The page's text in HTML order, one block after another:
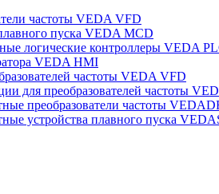
частоты VEDA VFD
пуска VEDA MCD
логические контроллеры VEDA
VEDA HMI
частоты VEDA VFD
для преобразователей частоты
преобразователи частоты
устройства плавного пуска